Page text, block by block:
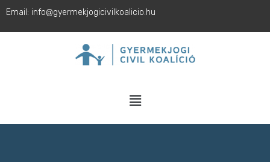
Email: info@gyermekjogicivilkoalicio.hu